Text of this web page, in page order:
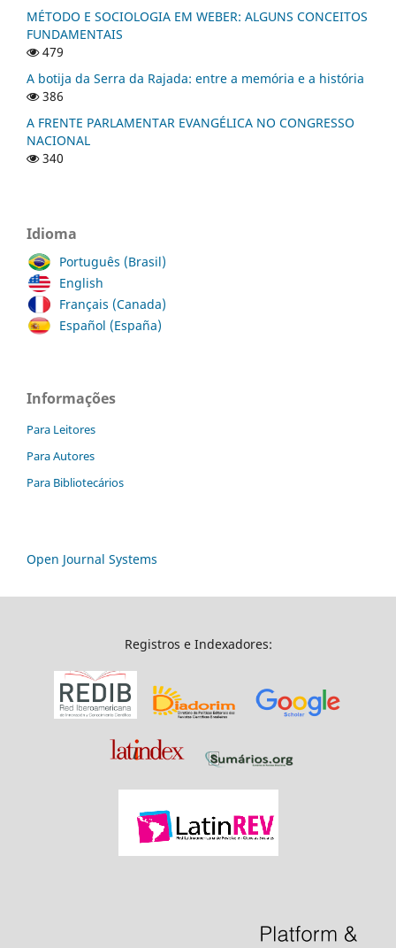
MÉTODO E SOCIOLOGIA EM WEBER: ALGUNS CONCEITOS
FUNDAMENTAIS
479
A botija da Serra da Rajada: entre a memória e a história
386
A FRENTE PARLAMENTAR EVANGÉLICA NO CONGRESSO
NACIONAL
340
Idioma
Português (Brasil)
English
Français (Canada)
Español (España)
Informações
Para Leitores
Para Autores
Para Bibliotecários
Open Journal Systems
Registros e Indexadores: